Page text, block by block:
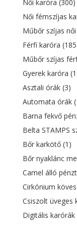
Női karóra (300)
Női fémszíjas
Műbőr szíjas
Férfi karóra
Műbőr szíjas
Gyerek karóra
Asztali órák (3)
Automata órák
Barna fekvő
Belta STAMPS
Bőr karkötő (1)
Bőr nyaklánc
Camel álló
Cirkónium
Csiszolt üveges
Digitális karórák